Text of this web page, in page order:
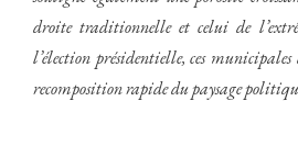
droite traditionnelle et celui de
l’élection présidentielle, ces
recomposition rapide du paysage